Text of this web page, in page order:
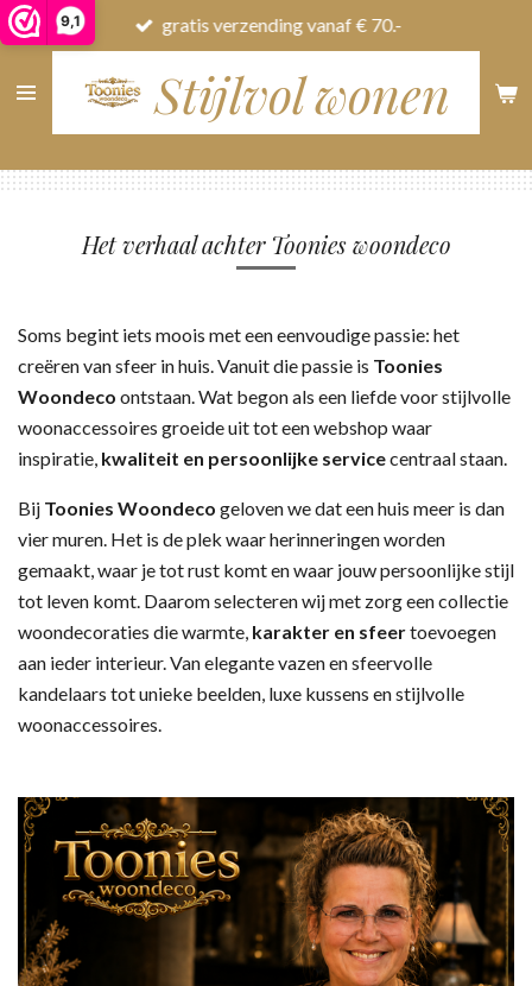
9,1
Ga
direct
naar
Stijlvol wonen
gratis verzending vanaf € 70.-
Het verhaal achter Toonies woondeco
Soms begint iets moois met een eenvoudige passie: het
creëren van sfeer in huis. Vanuit die passie is Toonies
Woondeco ontstaan. Wat begon als een liefde voor stijlvolle
woonaccessoires groeide uit tot een webshop waar
inspiratie, kwaliteit en persoonlijke servicecentraal staan.
Bij Toonies Woondeco geloven we dat een huis meer is dan
vier muren. Het is de plek waar herinneringen worden
gemaakt, waar je tot rust komt en waar jouw persoonlijke stijl
tot leven komt. Daarom selecteren wij met zorg een collectie
woondecoraties die warmte, karakter en sfeertoevoegen
aan ieder interieur. Van elegante vazen en sfeervolle
kandelaars tot unieke beelden, luxe kussens en stijlvolle
woonaccessoires.